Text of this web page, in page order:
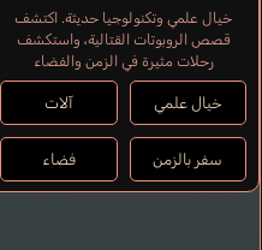
خيال علمي وتكنولوجيا حديثة. اكتشف
قصص الروبوتات القتالية، واستكشف
رحلات مثيرة في الزمن والفضاء
خيال علمي آلات
سفر بالزمن فضاء